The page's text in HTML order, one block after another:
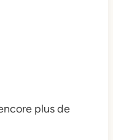
plus de